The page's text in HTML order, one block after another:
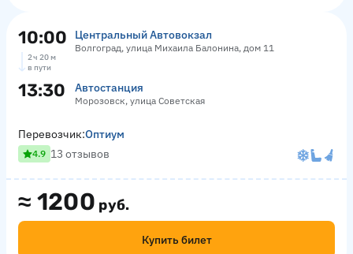
10:00 Центральный Автовокзал
Волгоград, улица Михаила Балонина, дом 11
2 ч 20 м
в пути
13:30 Автостанция
Морозовск, улица Советская
≈ 1200 руб.
Купить билет
Перевозчик:Оптиум
4.9 13 отзывов